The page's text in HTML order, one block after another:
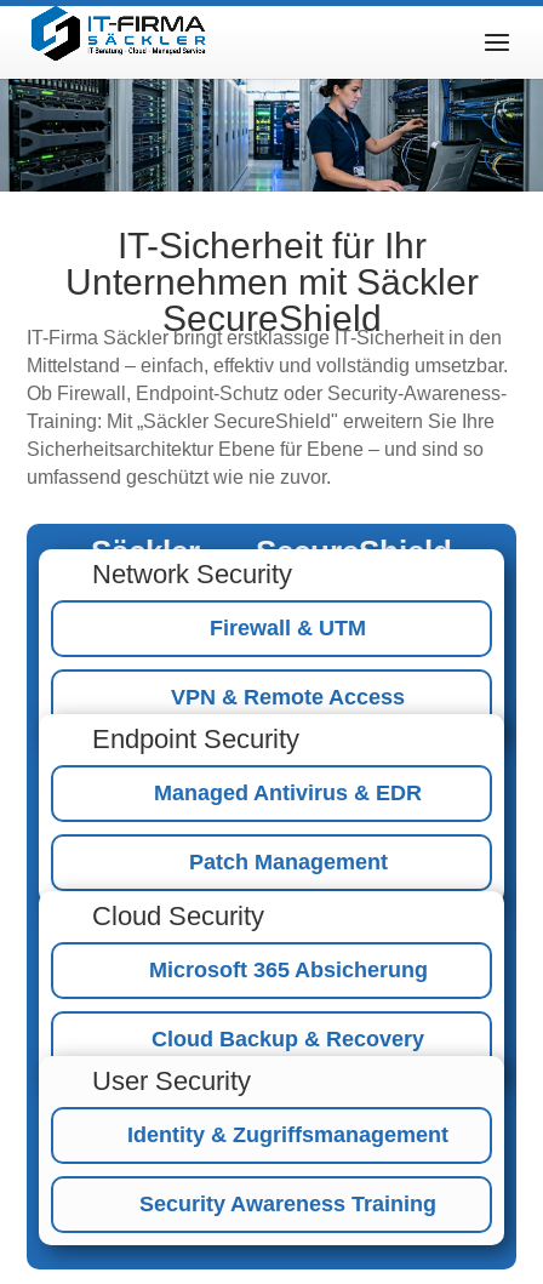
IT-Sicherheit für Ihr
Unternehmen mit Säckler
SecureShield
IT-Firma Säckler bringt erstklassige IT-Sicherheit in den
Mittelstand – einfach, effektiv und vollständig umsetzbar.
Ob Firewall, Endpoint-Schutz oder Security-Awareness-
Training: Mit „Säckler SecureShield" erweitern Sie Ihre
Sicherheitsarchitektur Ebene für Ebene – und sind so
umfassend geschützt wie nie zuvor.
Säckler SecureShield
Network Security
Firewall & UTM
VPN & Remote Access
Endpoint Security
Managed Antivirus & EDR
Patch Management
Cloud Security
Microsoft 365 Absicherung
Cloud Backup & Recovery
User Security
Identity & Zugriffsmanagement
Security Awareness Training